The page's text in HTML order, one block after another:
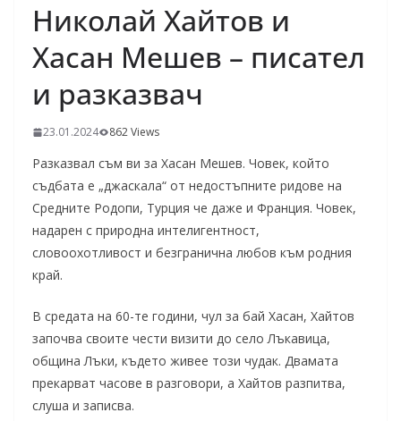
Николай Хайтов и
Хасан Мешев – писател
и разказвач
23.01.2024 862 Views
Разказвал съм ви за Хасан Мешев. Човек, който
съдбата е „джаскала“ от недостъпните ридове на
Средните Родопи, Турция че даже и Франция. Човек,
надарен с природна интелигентност,
словоохотливост и безгранична любов към родния
край.
В средата на 60-те години, чул за бай Хасан, Хайтов
започва своите чести визити до село Лъкавица,
община Лъки, където живее този чудак. Двамата
прекарват часове в разговори, а Хайтов разпитва,
слуша и записва.